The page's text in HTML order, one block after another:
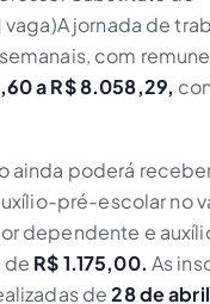
vaga)A jornada de
com
a R$ 8.058,29,
ainda poderá
pré-escolar no
dependente e
de R$ 1.175,00. As
de28 de